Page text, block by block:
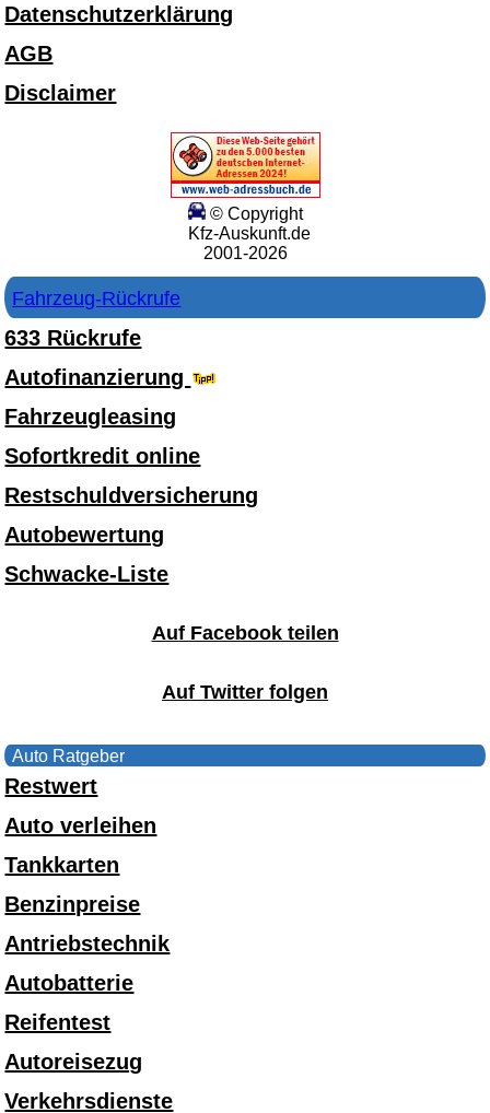
Datenschutzerklärung
AGB
Disclaimer
© Copyright
Kfz-Auskunft.de
2001-2026
Fahrzeug-Rückrufe
633 Rückrufe
Autofinanzierung
Fahrzeugleasing
Sofortkredit online
Restschuldversicherung
Autobewertung
Schwacke-Liste
Auf Facebook teilen
Auf Twitter folgen
Auto Ratgeber
Restwert
Auto verleihen
Tankkarten
Benzinpreise
Antriebstechnik
Autobatterie
Reifentest
Autoreisezug
Verkehrsdienste